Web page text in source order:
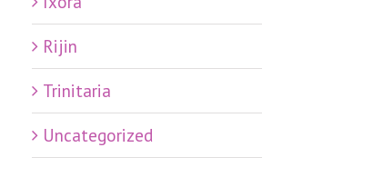
Rijin
Trinitaria
Uncategorized